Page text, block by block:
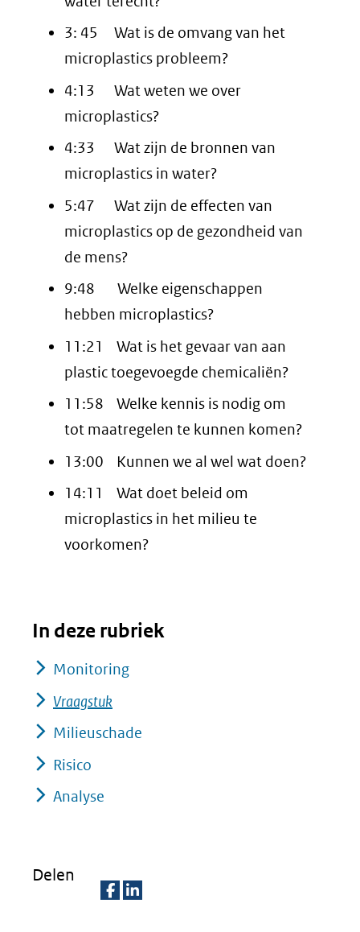
geweigerd.
3: 45 Wat is de omvang van het
microplastics probleem?
4:13 Wat weten we over
microplastics?
4:33 Wat zijn de bronnen van
microplastics in water?
5:47 Wat zijn de effecten van
microplastics op de gezondheid van
de mens?
9:48 Welke eigenschappen
hebben microplastics?
11:21 Wat is het gevaar van aan
plastic toegevoegde chemicaliën?
11:58 Welke kennis is nodig om
tot maatregelen te kunnen komen?
13:00 Kunnen we al wel wat doen?
14:11 Wat doet beleid om
microplastics in het milieu te
voorkomen?
In deze rubriek
Monitoring
Vraagstuk
Milieuschade
Risico
Analyse
Delen